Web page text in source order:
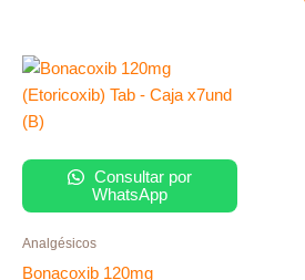
Consultar por
WhatsApp
Analgésicos
Bonacoxib 120mg